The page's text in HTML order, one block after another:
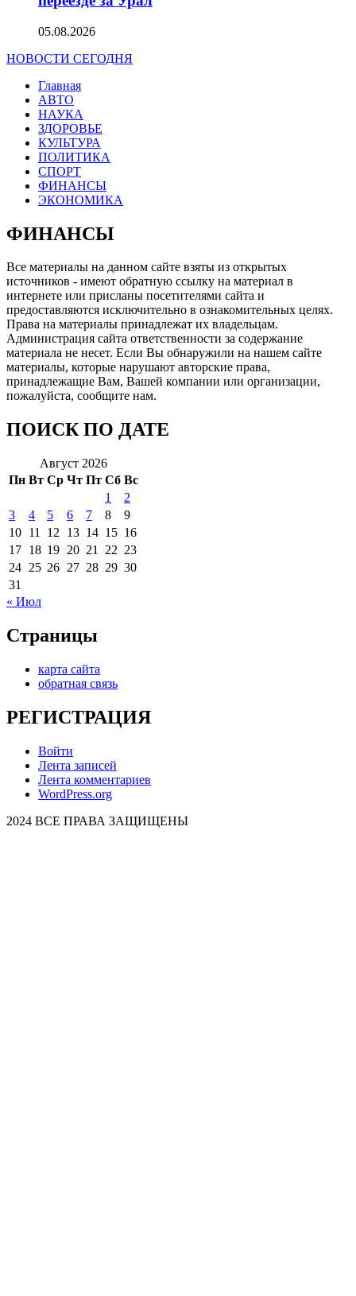
05.08.2026
НОВОСТИ СЕГОДНЯ
Главная
АВТО
НАУКА
ЗДОРОВЬЕ
КУЛЬТУРА
ПОЛИТИКА
СПОРТ
ФИНАНСЫ
ЭКОНОМИКА
ФИНАНСЫ
Все материалы на данном сайте взяты из открытых
источников - имеют обратную ссылку на материал в
интернете или присланы посетителями сайта и
предоставляются исключительно в ознакомительных целях.
Права на материалы принадлежат их владельцам.
Администрация сайта ответственности за содержание
материала не несет. Если Вы обнаружили на нашем сайте
материалы, которые нарушают авторские права,
принадлежащие Вам, Вашей компании или организации,
пожалуйста, сообщите нам.
ПОИСК ПО ДАТЕ
Август 2026
Пн Вт Ср Чт Пт Сб Вс
1
2
3
4 5 6 7 8
9
10 11 12 13 14 15 16
17 18 19 20 21 22 23
24 25 26 27 28 29 30
31
« Июл
Страницы
карта сайта
обратная связь
РЕГИСТРАЦИЯ
Войти
Лента записей
Лента комментариев
WordPress.org
2024 ВСЕ ПРАВА ЗАЩИЩЕНЫ